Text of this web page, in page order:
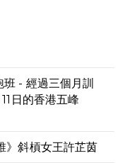
- 經過三個月訓
日的香港五峰
》斜槓女王許芷茵